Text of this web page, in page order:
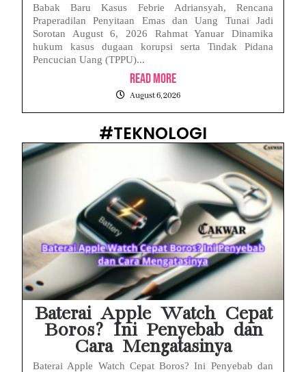
Babak Baru Kasus Febrie Adriansyah, Rencana
Praperadilan Penyitaan Emas dan Uang Tunai Jadi
Sorotan August 6, 2026 Rahmat Yanuar Dinamika
hukum kasus dugaan korupsi serta Tindak Pidana
Pencucian Uang (TPPU)...
Read More
August 6, 2026
#TEKNOLOGI
Baterai Apple Watch Cepat
Boros? Ini Penyebab dan
Cara Mengatasinya
Baterai Apple Watch Cepat Boros? Ini Penyebab dan